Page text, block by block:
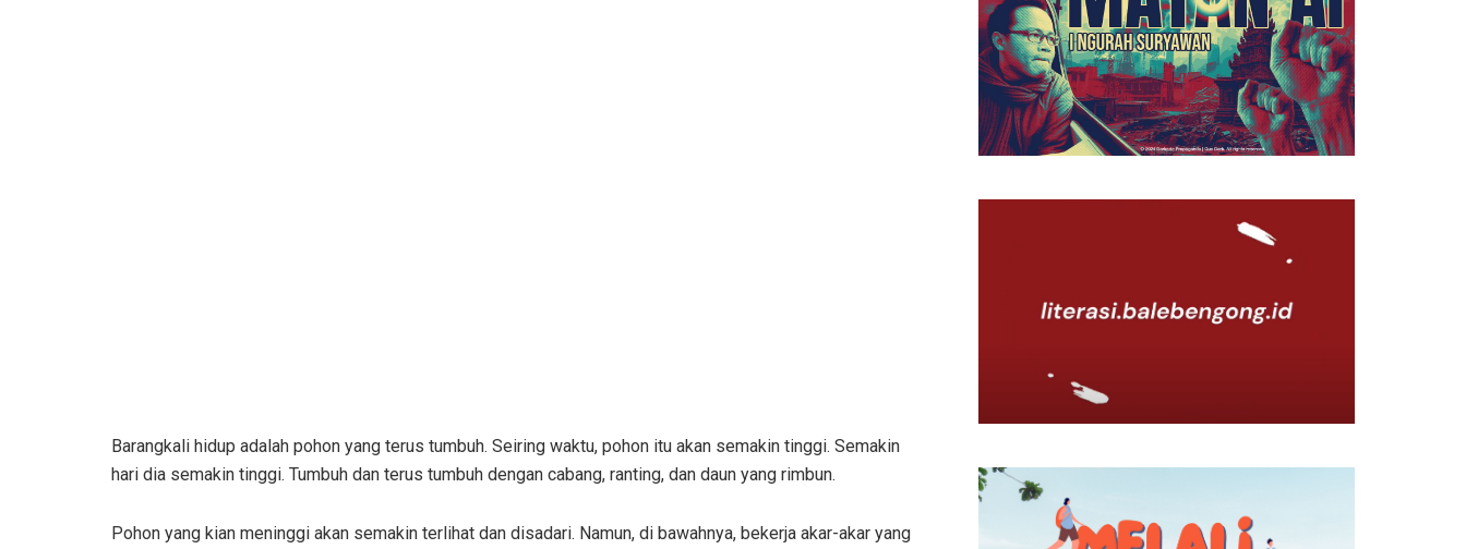
Barangkali hidup adalah pohon yang terus tumbuh. Seiring waktu, pohon itu akan semakin tinggi. Semakin
hari dia semakin tinggi. Tumbuh dan terus tumbuh dengan cabang, ranting, dan daun yang rimbun.
Pohon yang kian meninggi akan semakin terlihat dan disadari. Namun, di bawahnya, bekerja akar-akar yang